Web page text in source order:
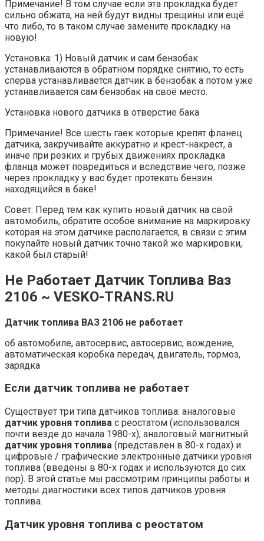
Примечание! В том случае если эта прокладка будет
сильно обжата, на ней будут видны трещины или ещё
что либо, то в таком случае замените прокладку на
новую!
Установка: 1) Новый датчик и сам бензобак
устанавливаются в обратном порядке снятию, то есть
сперва устанавливается датчик в бензобак а потом уже
устанавливается сам бензобак на своё место.
Установка нового датчика в отверстие бака
Примечание! Все шесть гаек которые крепят фланец
датчика, закручивайте аккуратно и крест-накрест, а
иначе при резких и грубых движениях прокладка
фланца может повредиться и вследствие чего, позже
через прокладку у вас будет протекать бензин
находящийся в баке!
Совет: Перед тем как купить новый датчик на свой
автомобиль, обратите особое внимание на маркировку
которая на этом датчике располагается, в связи с этим
покупайте новый датчик точно такой же маркировки,
какой был старый!
Не Работает Датчик Топлива Ваз
2106 ~ VESKO-TRANS.RU
Датчик топлива ВАЗ 2106 не работает
об автомобиле, автосервис, автосервис, вождение,
автоматическая коробка передач, двигатель, тормоз,
зарядка
Если датчик топлива не работает
Существует три типа датчиков топлива: аналоговые
датчик уровня топлива с реостатом (использовался
почти везде до начала 1980-х), аналоговый магнитный
датчик уровня топлива (представлен в 80-х годах) и
цифровые / графические электронные датчики уровня
топлива (введены в 80-х годах и используются до сих
пор). В этой статье мы рассмотрим принципы работы и
методы диагностики всех типов датчиков уровня
топлива.
Датчик уровня топлива с реостатом